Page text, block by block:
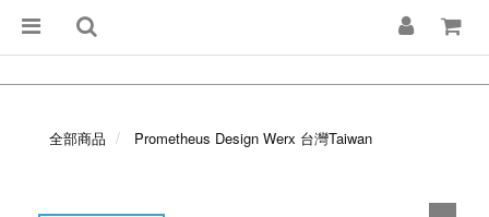
全部商品 Prometheus Design Werx 台灣Taiwan